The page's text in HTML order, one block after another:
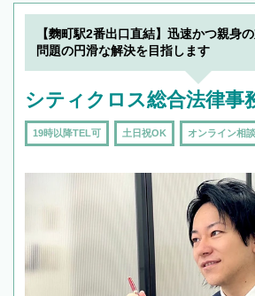
【麴町駅2番出口直結】迅速かつ親身
問題の円滑な解決を目指します
シティクロス総合法律事
19時以降TEL可 土日祝OK オンライン相